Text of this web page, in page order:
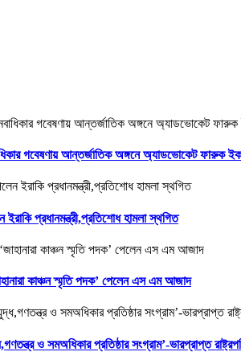
গবেষণায় আন্তর্জাতিক অঙ্গনে অ্যাডভোকেট ফারুক
ইরাকি প্রধানমন্ত্রী,প্রতিশোধ হামলা স্থগিত
কাঞ্চন স্মৃতি পদক’ পেলেন এস এম আজাদ
ও সমঅধিকার প্রতিষ্ঠার সংগ্রাম’-ভারপ্রাপ্ত